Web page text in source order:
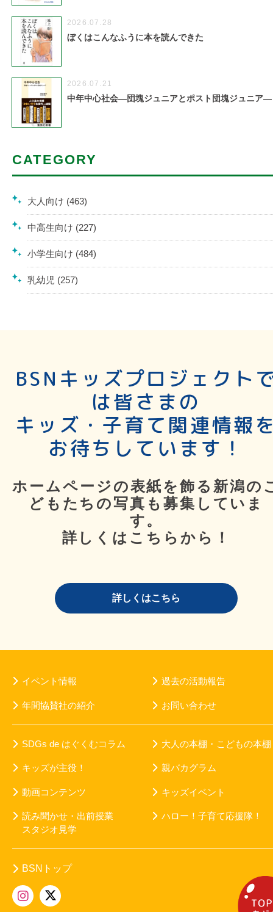
2026.07.28
ぼくはこんなふうに本を読んできた
2026.07.21
中年中心社会―団塊ジュニアとポスト団塊ジュニア―
CATEGORY
大人向け (463)
中高生向け (227)
小学生向け (484)
乳幼児 (257)
BSNキッズプロジェクト
は皆さまの
キッズ・子育て関連情報
お待ちしています！
ホームページの表紙を飾る新潟の
どもたちの写真も募集していま
す。
詳しくはこちらから！
詳しくはこちら
イベント情報 過去の活動報告
年間協賛社の紹介 お問い合わせ
SDGs de はぐくむコラム 大人の本棚・こどもの本棚
キッズが主役！ 親バカグラム
動画コンテンツ キッズイベント
読み聞かせ・出前授業
スタジオ見学
ハロー！子育て応援隊！
BSNトップ